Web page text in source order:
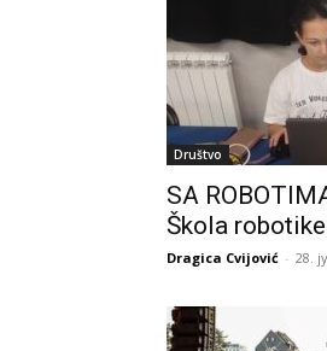
Društvo
SA
Škola robotike
Dragica Cvijović - 28.